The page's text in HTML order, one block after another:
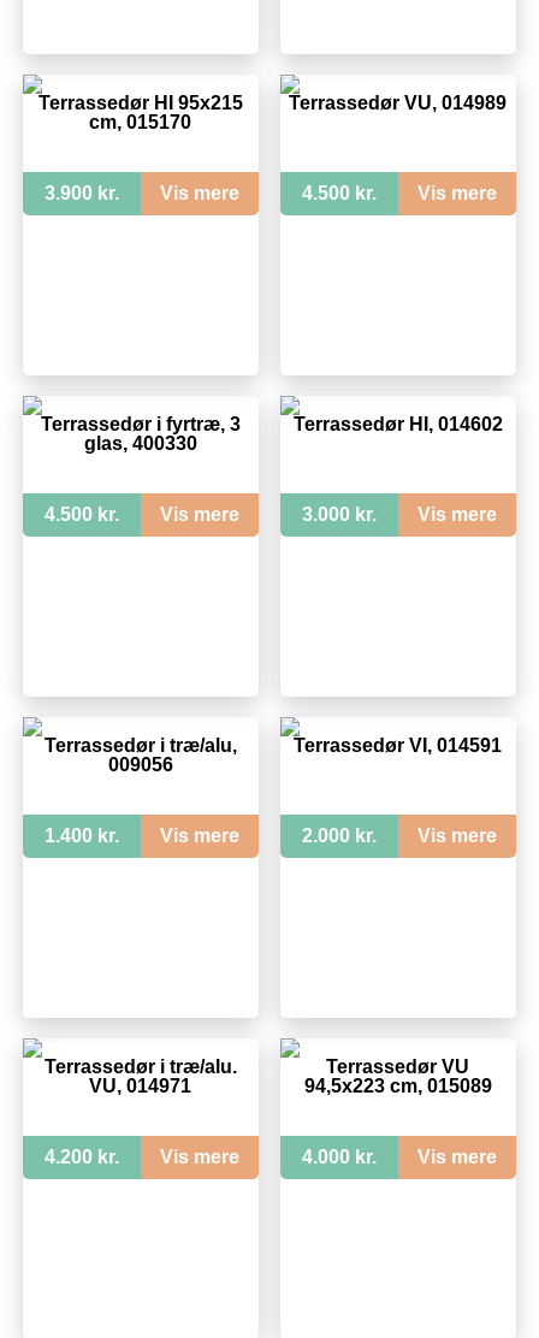
Terrassedør HI 95x215
cm, 015170
3.900 kr. Vis mere
Terrassedør VU, 014989
4.500 kr. Vis mere
Terrassedør i fyrtræ, 3
glas, 400330
4.500 kr. Vis mere
Terrassedør HI, 014602
3.000 kr. Vis mere
Terrassedør i træ/alu,
009056
1.400 kr. Vis mere
Terrassedør VI, 014591
2.000 kr. Vis mere
Terrassedør i træ/alu.
VU, 014971
4.200 kr. Vis mere
Terrassedør VU
94,5x223 cm, 015089
4.000 kr. Vis mere